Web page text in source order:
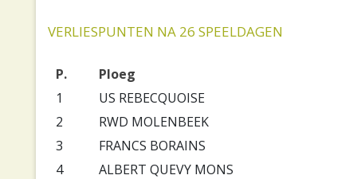
VERLIESPUNTEN NA 26 SPEELDAGEN
P.
Ploeg
1
US REBECQUOISE
2
RWD MOLENBEEK
3
FRANCS BORAINS
4
ALBERT QUEVY MONS